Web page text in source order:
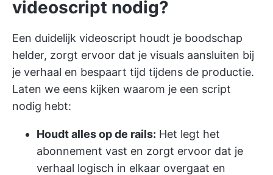
videoscript nodig?
Een duidelijk videoscript houdt je boodschap
helder, zorgt ervoor dat je visuals aansluiten bij
je verhaal en bespaart tijd tijdens de productie.
Laten we eens kijken waarom je een script
nodig hebt:
Houdt alles op de rails: Het legt het
abonnement vast en zorgt ervoor dat je
verhaal logisch in elkaar overgaat en